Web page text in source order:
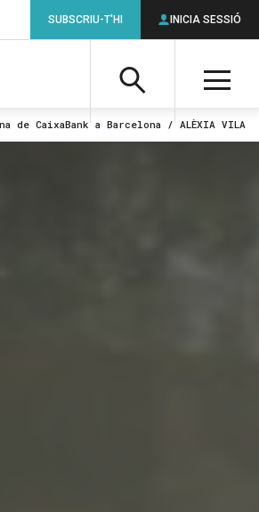
Cerca
SUBSCRIU-T'HI INICIA SESSIÓ
de CaixaBank a Barcelona / ALÈXIA VILA